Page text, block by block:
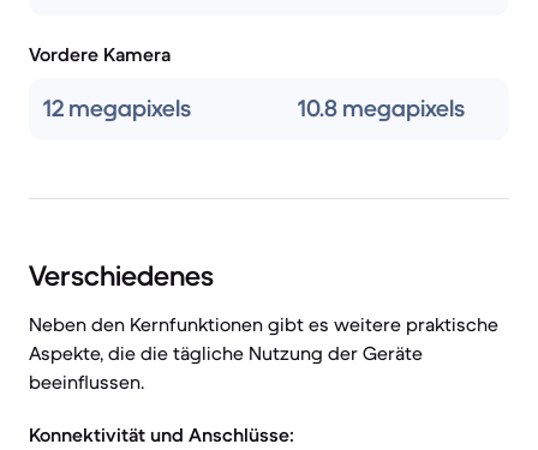
Vordere Kamera
12 megapixels 10.8 megapixels
Verschiedenes
Neben den Kernfunktionen gibt es weitere praktische
Aspekte, die die tägliche Nutzung der Geräte
beeinflussen.
Konnektivität und Anschlüsse: